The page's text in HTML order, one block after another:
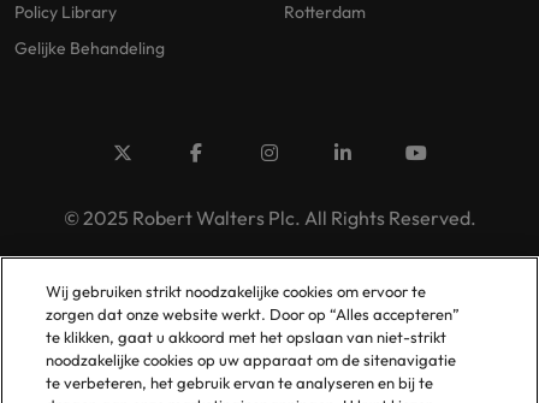
Policy Library
Gelijke Behandeling
Rotterdam
© 2025 Robert Walters Plc. All Rights Reserved.
Wij gebruiken strikt noodzakelijke cookies om ervoor te
zorgen dat onze website werkt. Door op “Alles accepteren”
te klikken, gaat u akkoord met het opslaan van niet-strikt
noodzakelijke cookies op uw apparaat om de sitenavigatie
te verbeteren, het gebruik ervan te analyseren en bij te